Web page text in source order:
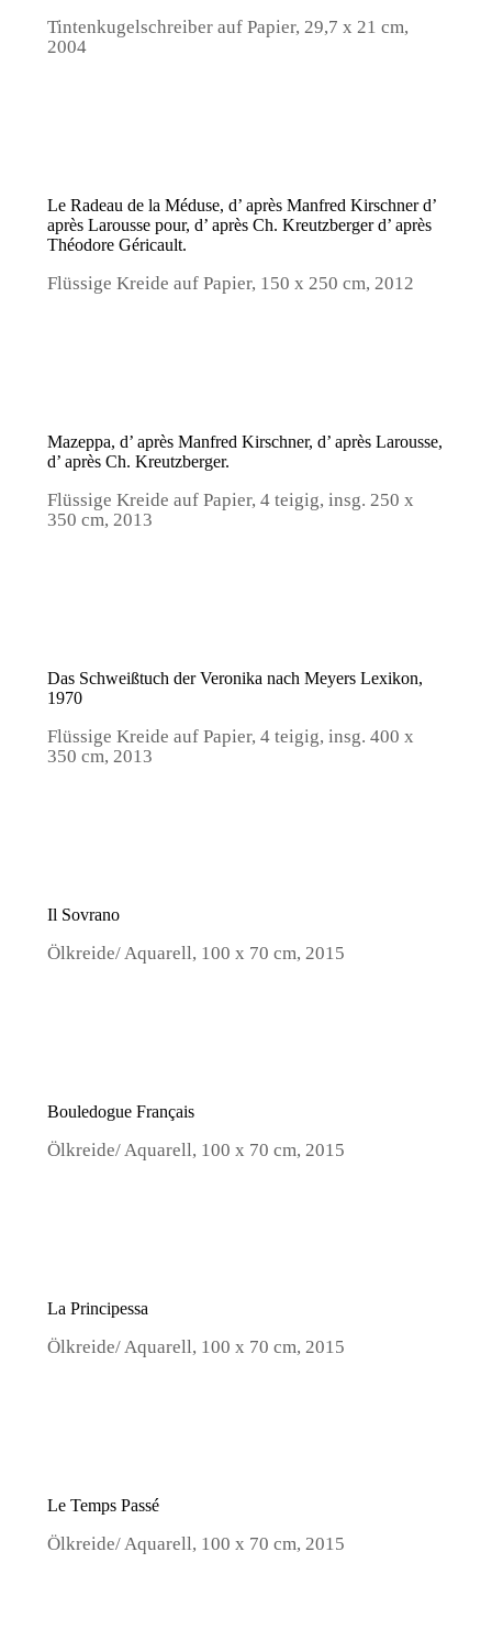
Tintenkugelschreiber auf Papier, 29,7 x 21 cm,
2004
Le Radeau de la Méduse, d’ après Manfred Kirschner d’
après Larousse pour, d’ après Ch. Kreutzberger d’ après
Théodore Géricault.
Flüssige Kreide auf Papier, 150 x 250 cm, 2012
Mazeppa, d’ après Manfred Kirschner, d’ après Larousse,
d’ après Ch. Kreutzberger.
Flüssige Kreide auf Papier, 4 teigig, insg. 250 x
350 cm, 2013
Das Schweißtuch der Veronika nach Meyers Lexikon,
1970
Flüssige Kreide auf Papier, 4 teigig, insg. 400 x
350 cm, 2013
Il Sovrano
Ölkreide/ Aquarell, 100 x 70 cm, 2015
Bouledogue Français
Ölkreide/ Aquarell, 100 x 70 cm, 2015
La Principessa
Ölkreide/ Aquarell, 100 x 70 cm, 2015
Le Temps Passé
Ölkreide/ Aquarell, 100 x 70 cm, 2015